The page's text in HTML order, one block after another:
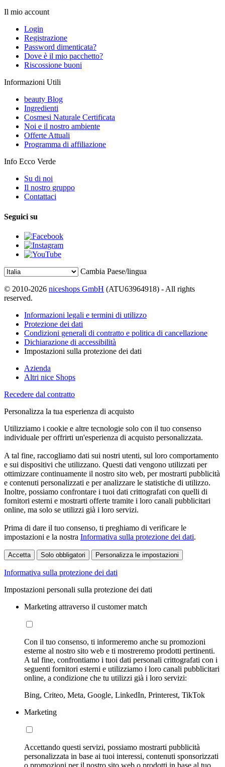
Il mio account
Login
Registrazione
Password dimenticata?
Dove è il mio pacchetto?
Riscossione buoni
Informazioni Utili
beauty Blog
Ingredienti
Cosmesi Naturale Certificata
Noi e il nostro ambiente
Offerte Attuali
Programma di affiliazione
Info Ecco Verde
Su di noi
Il nostro gruppo
Contattaci
Seguici su
Cambia Paese/lingua
© 2010-2026 niceshops GmbH (ATU63964918) - All rights
reserved.
Informazioni legali e termini di utilizzo
Protezione dei dati
Condizioni generali di contratto e politica di cancellazione
Dichiarazione di accessibilità
Impostazioni sulla protezione dei dati
Azienda
Altri nice Shops
Recedere dal contratto
Personalizza la tua esperienza di acquisto
Utilizziamo i cookie e altre tecnologie solo con il tuo consenso
individuale per offrirti un'esperienza di acquisto personalizzata.
A tal fine, raccogliamo dati sui nostri utenti, sul loro comportamento
e sui dispositivi che utilizzano. Questi dati vengono utilizzati per
ottimizzare continuamente il nostro sito web, per mostrarti pubblicità
e contenuti personalizzati e per analizzare le statistiche di utilizzo.
Inoltre, possiamo confrontare i tuoi dati crittografati con quelli di
fornitori esterni e mostrarti offerte tramite i loro canali pubblicitari
online, ma solo se utilizzi già i loro servizi.
Prima di dare il tuo consenso, ti preghiamo di verificare le
impostazioni e la nostra Informativa sulla protezione dei dati.
Accetta Solo obbligatori Personalizza le impostazioni
Informativa sulla protezione dei dati
Impostazioni personali sulla protezione dei dati
Marketing attraverso il customer match
Con il tuo consenso, ti informeremo anche su promozioni
esterne al nostro sito web e ti mostreremo prodotti pertinenti.
A tal fine, confrontiamo i tuoi dati personali crittografati con i
seguenti fornitori esterni e utilizziamo i loro canali pubblicitari
online, a condizione che tu utilizzi già i loro servizi:
Bing, Criteo, Meta, Google, LinkedIn, Printerest, TikTok
Marketing
Accettando questi servizi, possiamo mostrarti pubblicità
personalizzata in base ai tuoi interessi, contenuti sponsorizzati
o promozioni per il nostro sito web o prodotti in base al tuo